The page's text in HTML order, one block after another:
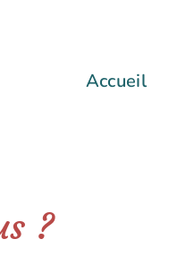
Accueil
?